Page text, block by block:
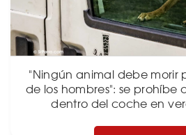
"Ningún animal debe morir
de los hombres": se prohíbe
dentro del coche en